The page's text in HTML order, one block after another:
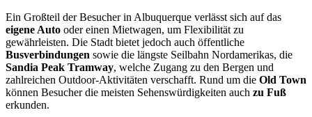
Ein Großteil der Besucher in Albuquerque verlässt sich auf das
eigene Auto oder einen Mietwagen, um Flexibilität zu
gewährleisten. Die Stadt bietet jedoch auch öffentliche
Busverbindungen sowie die längste Seilbahn Nordamerikas, die
Sandia Peak Tramway, welche Zugang zu den Bergen und
zahlreichen Outdoor-Aktivitäten verschafft. Rund um die Old Town
können Besucher die meisten Sehenswürdigkeiten auch zu Fuß
erkunden.